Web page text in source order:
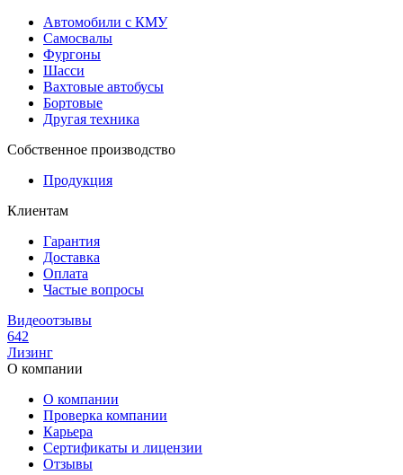
Автомобили с КМУ
Самосвалы
Фургоны
Шасси
Вахтовые автобусы
Бортовые
Другая техника
Собственное производство
Продукция
Клиентам
Гарантия
Доставка
Оплата
Частые вопросы
Видеоотзывы
642
Лизинг
О компании
О компании
Проверка компании
Карьера
Сертификаты и лицензии
Отзывы